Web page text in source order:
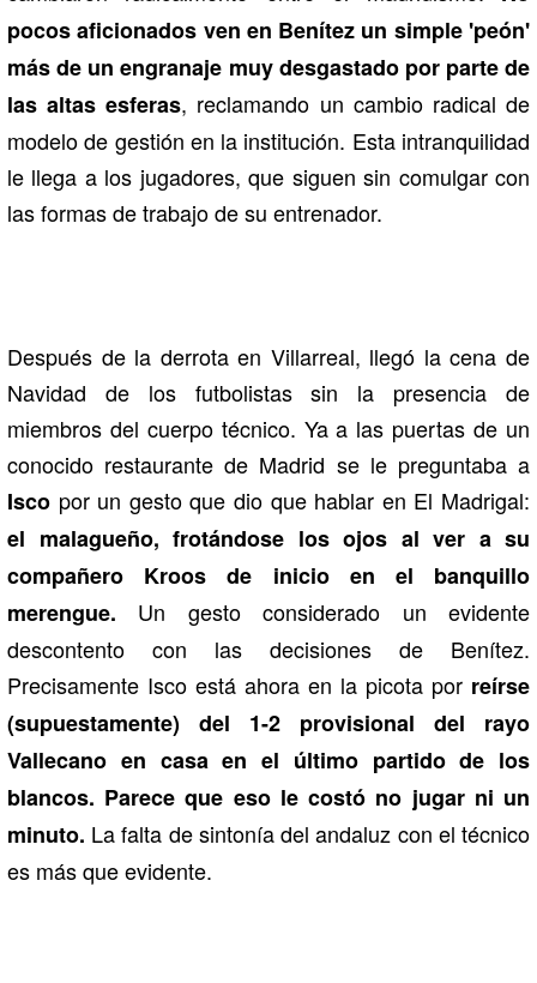
pocos aficionados ven en Benítez un simple 'peón'
más de un engranaje muy desgastado por parte de
las altas esferas, reclamando un cambio radical de
modelo de gestión en la institución. Esta intranquilidad
le llega a los jugadores, que siguen sin comulgar con
las formas de trabajo de su entrenador.
Después de la derrota en Villarreal, llegó la cena de
Navidad de los futbolistas sin la presencia de
miembros del cuerpo técnico. Ya a las puertas de un
conocido restaurante de Madrid se le preguntaba a
Isco por un gesto que dio que hablar en El Madrigal:
el malagueño, frotándose los ojos al ver a su
compañero Kroos de inicio en el banquillo
merengue. Un gesto considerado un evidente
descontento con las decisiones de Benítez.
Precisamente Isco está ahora en la picota por reírse
(supuestamente) del 1-2 provisional del rayo
Vallecano en casa en el último partido de los
blancos. Parece que eso le costó no jugar ni un
minuto. La falta de sintonía del andaluz con el técnico
es más que evidente.